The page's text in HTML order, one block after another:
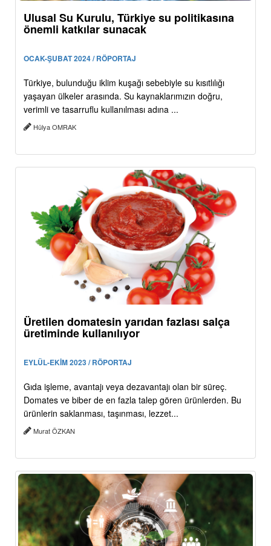
Ulusal Su Kurulu, Türkiye su politikasına
önemli katkılar sunacak
OCAK-ŞUBAT 2024 / RÖPORTAJ
Türkiye, bulunduğu iklim kuşağı sebebiyle su kısıtlılığı
yaşayan ülkeler arasında. Su kaynaklarımızın doğru,
verimli ve tasarruflu kullanılması adına ...
Hülya OMRAK
Üretilen domatesin yarıdan fazlası salça
üretiminde kullanılıyor
EYLÜL-EKİM 2023 / RÖPORTAJ
Gıda işleme, avantajı veya dezavantajı olan bir süreç.
Domates ve biber de en fazla talep gören ürünlerden. Bu
ürünlerin saklanması, taşınması, lezzet...
Murat ÖZKAN